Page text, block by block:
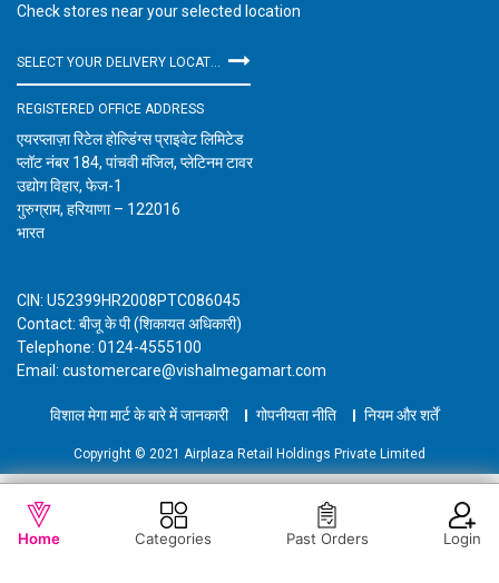
WISHLIST OUT OF STOCK
Check stores near your selected location
REGISTERED OFFICE ADDRESS
एयरप्लाज़ा रिटेल होल्डिंग्स प्राइवेट लिमिटेड
प्लॉट नंबर 184, पांचवी मंजिल, प्लेटिनम टावर
उद्योग विहार, फेज-1
गुरुग्राम, हरियाणा – 122016
भारत
CIN: U52399HR2008PTC086045
Contact: बीजू के पी (शिकायत अधिकारी)
Telephone: 0124-4555100
Email: customercare@vishalmegamart.com
विशाल मेगा मार्ट के बारे में जानकारी गोपनीयता नीति नियम और शर्तें
Copyright © 2021 Airplaza Retail Holdings Private Limited
Home Categories Past Orders Login